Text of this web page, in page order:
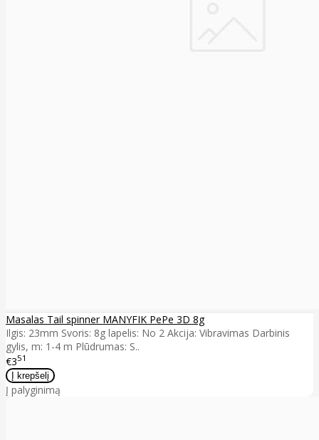
Masalas Tail spinner MANYFIK PePe 3D 8g
Ilgis: 23mm Svoris: 8g lapelis: No 2 Akcija: Vibravimas Darbinis
gylis, m: 1-4 m Plūdrumas: S..
€351
Į palyginimą